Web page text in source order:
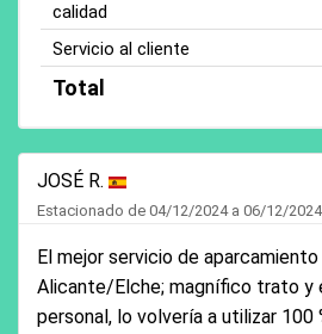
calidad
Servicio al cliente
Total
JOSÉ R.
Estacionado de 04/12/2024 a 06/12/2024
El mejor servicio de
Alicante/Elche; magnífico trato y
personal, lo volvería a utilizar 100